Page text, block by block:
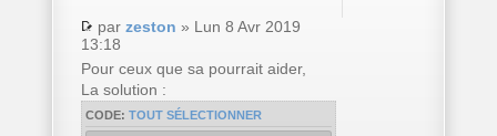
par zeston » Lun 8 Avr 2019
13:18
Pour ceux que sa pourrait aider,
La solution :
CODE: TOUT SÉLECTIONNER